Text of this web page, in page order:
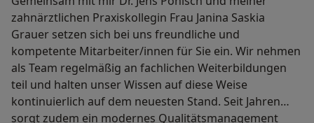
zahnärztlichen Praxiskollegin Frau Janina Saskia
Grauer setzen sich bei uns freundliche und
kompetente Mitarbeiter/innen für Sie ein. Wir nehmen
als Team regelmäßig an fachlichen Weiterbildungen
teil und halten unser Wissen auf diese Weise
kontinuierlich auf dem neuesten Stand. Seit Jahren
sorgt zudem ein modernes Qualitätsmanagement